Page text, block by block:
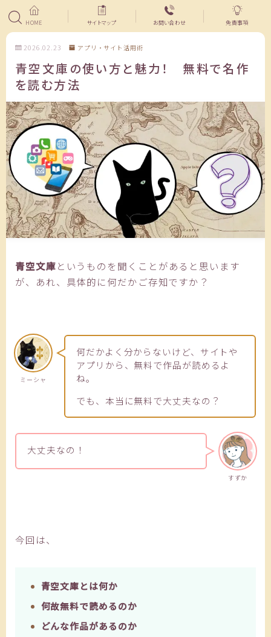
HOME サイトマップ お問い合わせ 免責事項
2026.02.23 アプリ・サイト活用術
青空文庫の使い方と魅力！ 無料で名作
を読む方法
青空文庫というものを聞くことがあると思います
が、あれ、具体的に何だかご存知ですか？
ミーシャ
何だかよく分からないけど、サイトや
アプリから、無料で作品が読めるよ
ね。
でも、本当に無料で大丈夫なの？
すずか
大丈夫なの！
今回は、
青空文庫とは何か
何故無料で読めるのか
どんな作品があるのか